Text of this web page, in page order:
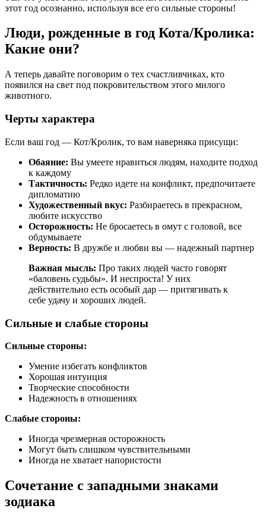
этот год осознанно, используя все его сильные стороны!
Люди, рожденные в год Кота/Кролика:
Какие они?
А теперь давайте поговорим о тех счастливчиках, кто
появился на свет под покровительством этого милого
животного.
Черты характера
Если ваш год — Кот/Кролик, то вам наверняка присущи:
Обаяние: Вы умеете нравиться людям, находите подход
к каждому
Тактичность: Редко идете на конфликт, предпочитаете
дипломатию
Художественный вкус: Разбираетесь в прекрасном,
любите искусство
Осторожность: Не бросаетесь в омут с головой, все
обдумываете
Верность: В дружбе и любви вы — надежный партнер
Важная мысль: Про таких людей часто говорят
«баловень судьбы». И неспроста! У них
действительно есть особый дар — притягивать к
себе удачу и хороших людей.
Сильные и слабые стороны
Сильные стороны:
Умение избегать конфликтов
Хорошая интуиция
Творческие способности
Надежность в отношениях
Слабые стороны:
Иногда чрезмерная осторожность
Могут быть слишком чувствительными
Иногда не хватает напористости
Сочетание с западными знаками
зодиака